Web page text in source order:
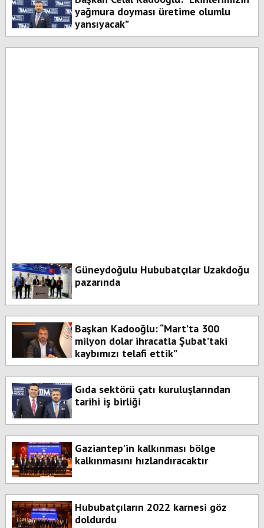
yağmura doyması üretime olumlu
yansıyacak”
Güneydoğulu Hububatçılar Uzakdoğu
pazarında
Başkan Kadooğlu: “Mart’ta 300
milyon dolar ihracatla Şubat’taki
kaybımızı telafi ettik”
Gıda sektörü çatı kuruluşlarından
tarihi iş birliği
Gaziantep'in kalkınması bölge
kalkınmasını hızlandıracaktır
Hububatçıların 2022 karnesi göz
doldurdu